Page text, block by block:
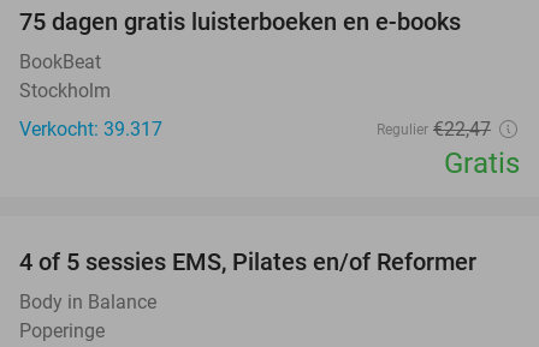
75 dagen gratis luisterboeken en e-books
BookBeat
Stockholm
Verkocht: 39.317
Regulier €22,47
Gratis
71%
4 of 5 sessies EMS, Pilates en/of Reformer
Body in Balance
Poperinge